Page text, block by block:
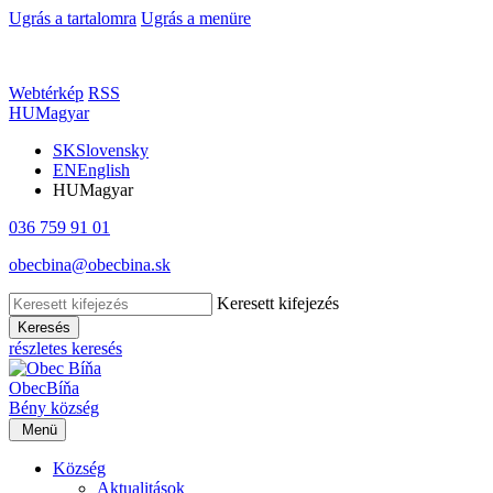
Ugrás a tartalomra Ugrás a menüre
Webtérkép RSS
HUMagyar
SKSlovensky
ENEnglish
HUMagyar
036 759 91 01
obecbina@obecbina.sk
Keresett kifejezés
Keresés
részletes keresés
ObecBíňa
Bény község
Menü
Község
Aktualitások